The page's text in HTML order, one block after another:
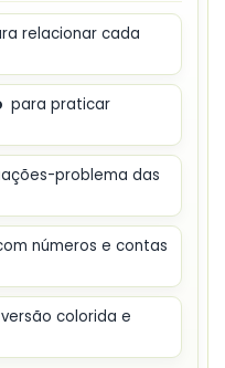
relacionar cada
para praticar
problema das
números e contas
colorida e